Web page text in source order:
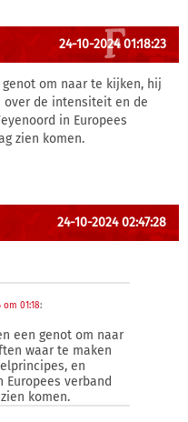
24-10-2024 01:18:23
om naar te kijken, hij
over de intensiteit en de
in Europees
zien komen.
24-10-2024 02:47:28
01:18:
een genot om naar
waar te maken
en
verband
komen.